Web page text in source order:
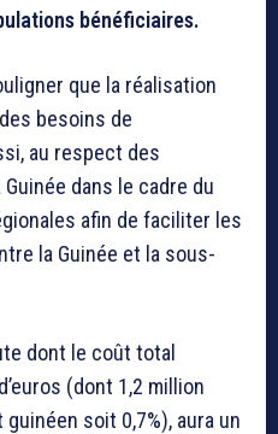
bénéficiaires.
que la réalisation
besoins de
au respect des
dans le cadre du
afin de faciliter les
la Guinée et la sous-
dont le coût total
(dont 1,2 million
guinéen soit 0,7%), aura un